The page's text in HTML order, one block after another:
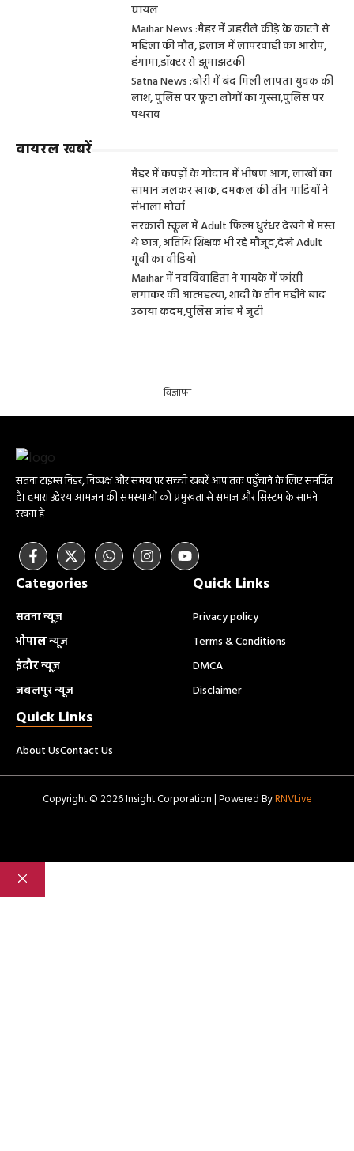
घायल
Maihar News :मैहर में जहरीले कीड़े के काटने से
महिला की मौत, इलाज में लापरवाही का आरोप,
हंगामा,डॉक्टर से झूमाझटकी
Satna News :बोरी में बंद मिली लापता युवक की
लाश, पुलिस पर फूटा लोगों का गुस्सा,पुलिस पर
पथराव
वायरल खबरें
मैहर में कपड़ों के गोदाम में भीषण आग, लाखों का
सामान जलकर खाक, दमकल की तीन गाड़ियों ने
संभाला मोर्चा
सरकारी स्कूल में Adult फिल्म धुरंधर देखने में मस्त
थे छात्र, अतिथि शिक्षक भी रहे मौजूद,देखे Adult
मूवी का वीडियो
Maihar में नवविवाहिता ने मायके में फांसी
लगाकर की आत्महत्या, शादी के तीन महीने बाद
उठाया कदम,पुलिस जांच में जुटी
विज्ञापन
सतना टाइम्स निडर, निष्पक्ष और समय पर सच्ची खबरें आप तक पहुँचाने के लिए समर्पित
है। हमारा उद्देश्य आमजन की समस्याओं को प्रमुखता से समाज और सिस्टम के सामने
रखना है
Categories
सतना न्यूज़
भोपालन्यूज़
इंदौरन्यूज़
जबलपुर न्यूज़
Quick Links
Privacy policy
Terms & Conditions
DMCA
Disclaimer
Quick Links
About UsContact Us
Copyright © 2026 Insight Corporation | Powered ByRNVLive
Close